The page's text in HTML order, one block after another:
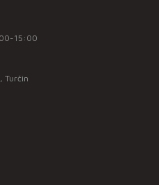
15:00
Turčin